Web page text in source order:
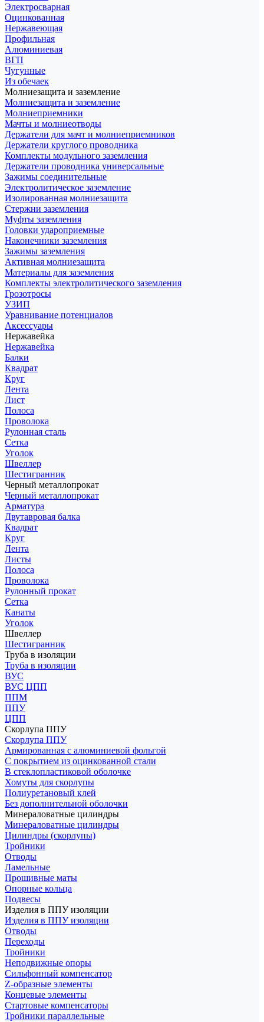
Электросварная
Оцинкованная
Нержавеющая
Профильная
Алюминиевая
ВГП
Чугунные
Из обечаек
Молниезащита и заземление
Молниезащита и заземление
Молниеприемники
Мачты и молниеотводы
Держатели для мачт и молниеприемников
Держатели круглого проводника
Комплекты модульного заземления
Держатели проводника универсальные
Зажимы соединительные
Электролитическое заземление
Изолированная молниезащита
Стержни заземления
Муфты заземления
Головки удароприемные
Наконечники заземления
Зажимы заземления
Активная молниезащита
Материалы для заземления
Комплекты электролитического заземления
Грозотросы
УЗИП
Уравнивание потенциалов
Аксессуары
Нержавейка
Нержавейка
Балки
Квадрат
Круг
Лента
Лист
Полоса
Проволока
Рулонная сталь
Сетка
Уголок
Швеллер
Шестигранник
Черный металлопрокат
Черный металлопрокат
Арматура
Двутавровая балка
Квадрат
Круг
Лента
Листы
Полоса
Проволока
Рулонный прокат
Сетка
Канаты
Уголок
Швеллер
Шестигранник
Труба в изоляции
Труба в изоляции
ВУС
ВУС ЦПП
ППМ
ППУ
ЦПП
Скорлупа ППУ
Скорлупа ППУ
Армированная с алюминиевой фольгой
С покрытием из оцинкованной стали
В стеклопластиковой оболочке
Хомуты для скорлупы
Полиуретановый клей
Без дополнительной оболочки
Минераловатные цилиндры
Минераловатные цилиндры
Цилиндры (скорлупы)
Тройники
Отводы
Ламельные
Прошивные маты
Опорные кольца
Подвесы
Изделия в ППУ изоляции
Изделия в ППУ изоляции
Отводы
Переходы
Тройники
Неподвижные опоры
Cильфонный компенсатор
Z-образные элементы
Концевые элементы
Стартовые компенсаторы
Тройники параллельные